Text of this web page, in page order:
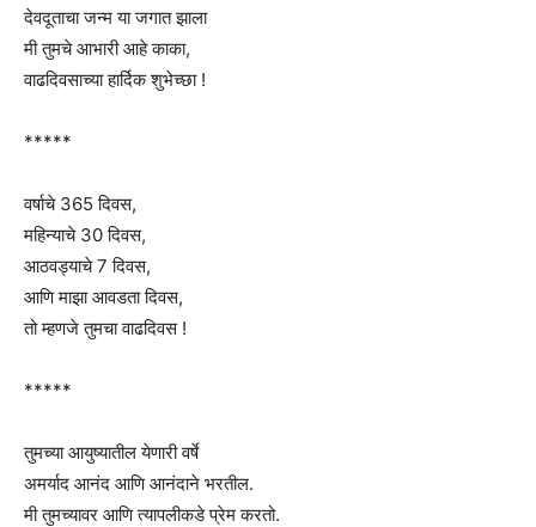
देवदूताचा जन्म या जगात झाला
मी तुमचे आभारी आहे काका,
वाढदिवसाच्या हार्दिक शुभेच्छा !
*****
वर्षाचे 365 दिवस,
महिन्याचे 30 दिवस,
आठवड्याचे 7 दिवस,
आणि माझा आवडता दिवस,
तो म्हणजे तुमचा वाढदिवस !
*****
तुमच्या आयुष्यातील येणारी वर्षे
अमर्याद आनंद आणि आनंदाने भरतील.
मी तुमच्यावर आणि त्यापलीकडे प्रेम करतो.